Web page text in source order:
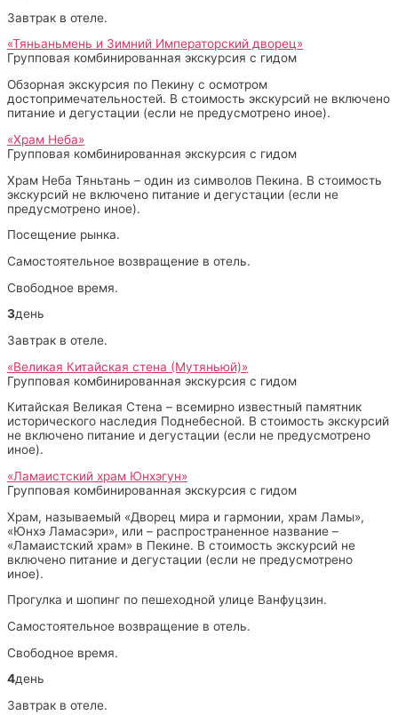
Завтрак в отеле.
«Тяньаньмень и Зимний Императорский дворец»
Групповая комбинированная экскурсия с гидом
Обзорная экскурсия по Пекину с осмотром
достопримечательностей. В стоимость экскурсий не включено
питание и дегустации (если не предусмотрено иное).
«Храм Неба»
Групповая комбинированная экскурсия с гидом
Храм Неба Тяньтань – один из символов Пекина. В стоимость
экскурсий не включено питание и дегустации (если не
предусмотрено иное).
Посещение рынка.
Самостоятельное возвращение в отель.
Свободное время.
3день
Завтрак в отеле.
«Великая Китайская стена (Мутяньюй)»
Групповая комбинированная экскурсия с гидом
Китайская Великая Стена – всемирно известный памятник
исторического наследия Поднебесной. В стоимость экскурсий
не включено питание и дегустации (если не предусмотрено
иное).
«Ламаистский храм Юнхэгун»
Групповая комбинированная экскурсия с гидом
Храм, называемый «Дворец мира и гармонии, храм Ламы»,
«Юнхэ Ламасэри», или – распространенное название –
«Ламаистский храм» в Пекине. В стоимость экскурсий не
включено питание и дегустации (если не предусмотрено
иное).
Прогулка и шопинг по пешеходной улице Ванфуцзин.
Самостоятельное возвращение в отель.
Свободное время.
4день
Завтрак в отеле.